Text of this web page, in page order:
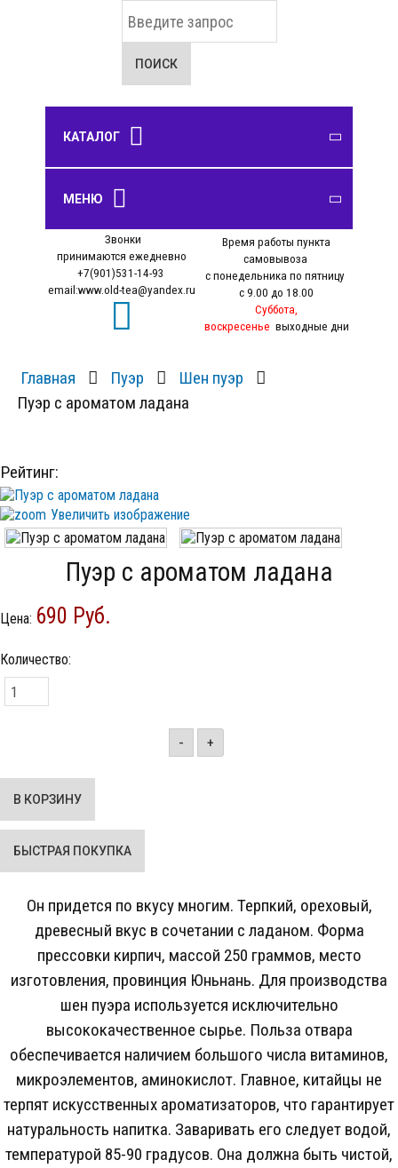
к
.
ПОИСК
КАТАЛОГ
ЧАЙ
Улун
Белый чай
Зеленый чай
Желтый чай
Красный чай
Черный чай
Связанный чай
ПОСУДА
Чахай
Пиалы
ЧАЙНЫЕ ДОСКИ
ПОДАРКИ
МЕНЮ
О нас
Оплата
Доставка
Самовывоз
Личный кабинет
Как оформить заказ
Звонки
принимаются ежедневно
+7(901)531-14-93
email:www.old-tea@yandex.ru
Время работы пункта
самовывоза
с понедельника по пятницу
с 9.00 до 18.00
Суббота,
воскресенье выходные дни
Главная Пуэр
Шен пуэр
Пуэр с ароматом ладана
Рейтинг:
Увеличить изображение
Пуэр с ароматом ладана
Цена: 690 Руб.
Количество:
- +
Он придется по вкусу многим. Терпкий, ореховый,
древесный вкус в сочетании с ладаном. Форма
прессовки кирпич, массой 250 граммов, место
изготовления, провинция Юньнань. Для производства
шен пуэра используется исключительно
высококачественное сырье. Польза отвара
обеспечивается наличием большого числа витаминов,
микроэлементов, аминокислот. Главное, китайцы не
терпят искусственных ароматизаторов, что гарантирует
натуральность напитка. Заваривать его следует водой,
температурой 85-90 градусов. Она должна быть чистой,